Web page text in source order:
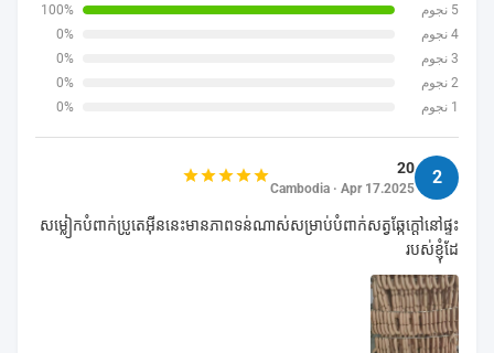
5 نجوم
100%
4 نجوم
0%
3 نجوم
0%
2 نجوم
0%
1 نجوم
0%
2
20
Cambodia · Apr 17.2025
សម្លៀកបំពាក់ប្រូតេអ៊ីននេះមានភាពទន់ណាស់សម្រាប់បំពាក់សត្វឆ្កែក្តៅនៅផ្ទះ
របស់ខ្ញុំដែ